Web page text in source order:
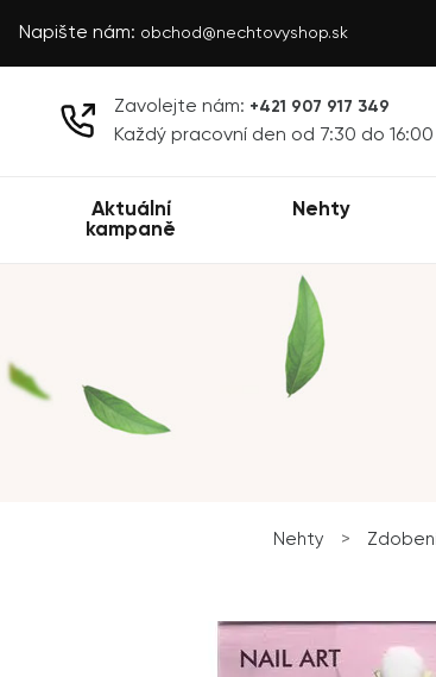
Napište nám: obchod@nechtovyshop.sk
Zavolejte nám: +421 907 917 349
Každý pracovní den od 7:30 do 16:00
Aktuální
kampaně
Nehty
Nehty >